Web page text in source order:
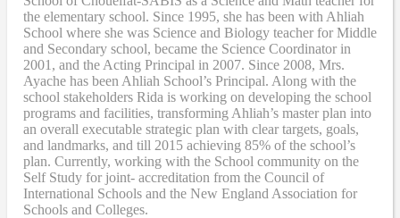
the elementary school. Since 1995, she has been with Ahliah
School where she was Science and Biology teacher for Middle
and Secondary school, became the Science Coordinator in
2001, and the Acting Principal in 2007. Since 2008, Mrs.
Ayache has been Ahliah School’s Principal. Along with the
school stakeholders Rida is working on developing the school
programs and facilities, transforming Ahliah’s master plan into
an overall executable strategic plan with clear targets, goals,
and landmarks, and till 2015 achieving 85% of the school’s
plan. Currently, working with the School community on the
Self Study for joint- accreditation from the Council of
International Schools and the New England Association for
Schools and Colleges.